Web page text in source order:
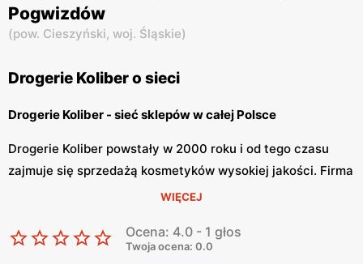
Pogwizdów
(pow. Cieszyński, woj. Śląskie)
Drogerie Koliber o sieci
Drogerie Koliber - sieć sklepów w całej Polsce
Drogerie Koliber powstały w 2000 roku i od tego czasu
zajmuje się sprzedażą kosmetyków wysokiej jakości. Firma
zapewnia miłą obsługę oraz produkty wysokiej jakości.
Drogerie Koliber jest szybko rozwijającym się
przedsiębiorstwem i stawia na zapewnienie potrzeb
WIĘCEJ
Ocena: 4.0 - 1 głos
Twoja ocena: 0.0